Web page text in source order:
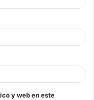
y web en este